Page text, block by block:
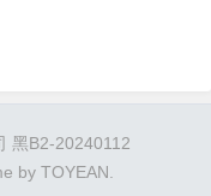
黑B2-20240112
by TOYEAN